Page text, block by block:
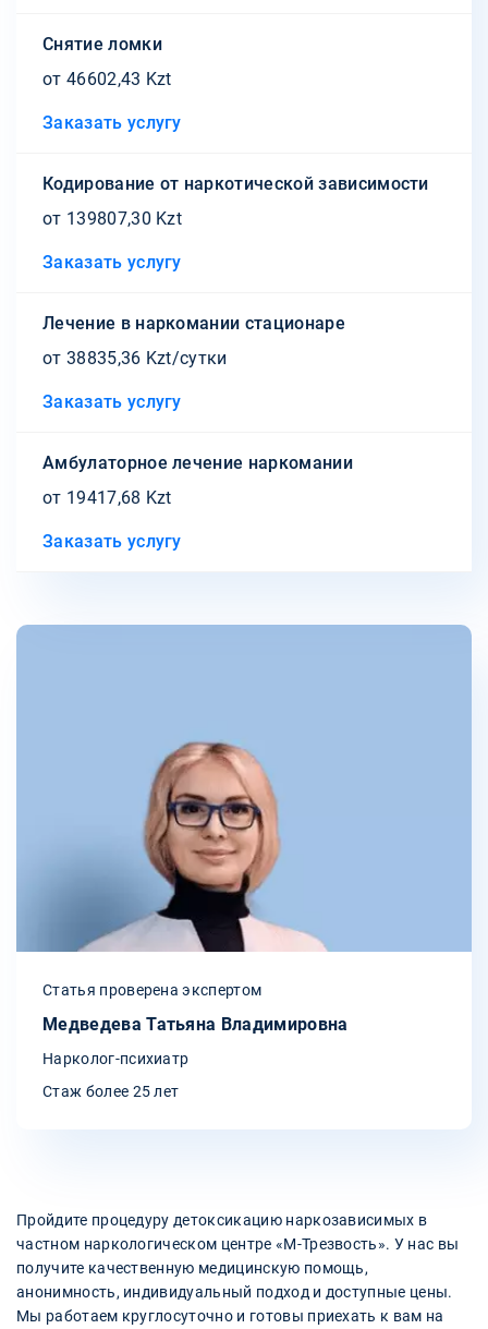
Снятие ломки
от 46602,43 Kzt
Заказать услугу
Кодирование от наркотической зависимости
от 139807,30 Kzt
Заказать услугу
Лечение в наркомании стационаре
от 38835,36 Kzt/сутки
Заказать услугу
Амбулаторное лечение наркомании
от 19417,68 Kzt
Заказать услугу
Статья проверена экспертом
Медведева Татьяна Владимировна
Нарколог-психиатр
Стаж более 25 лет
Пройдите процедуру детоксикацию наркозависимых в
частном наркологическом центре «М-Трезвость». У нас вы
получите качественную медицинскую помощь,
анонимность, индивидуальный подход и доступные цены.
Мы работаем круглосуточно и готовы приехать к вам на